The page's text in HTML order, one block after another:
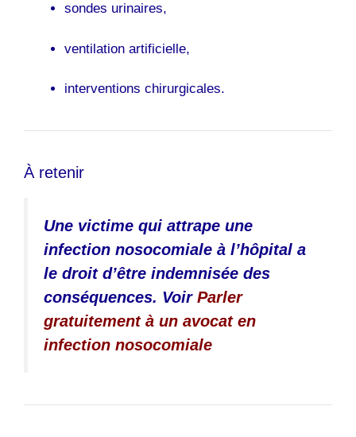
sondes urinaires,
ventilation artificielle,
interventions chirurgicales.
À retenir
Une victime qui attrape une
infection nosocomiale à l’hôpital a
le droit d’être indemnisée des
conséquences. Voir Parler
gratuitement à un avocat en
infection nosocomiale